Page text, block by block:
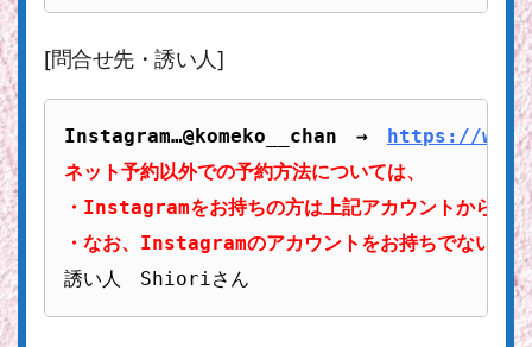
[問合せ先・誘い人]
Instagram…@komeko__chan　→ https://
ネット予約以外での予約方法については、
・Instagramをお持ちの方は上記アカウントからＤ
・なお、Instagramのアカウントをお持ちでない
誘い人　Shioriさん